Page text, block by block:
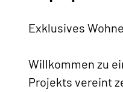
Exklusives
Willkommen zu
Projekts vereint